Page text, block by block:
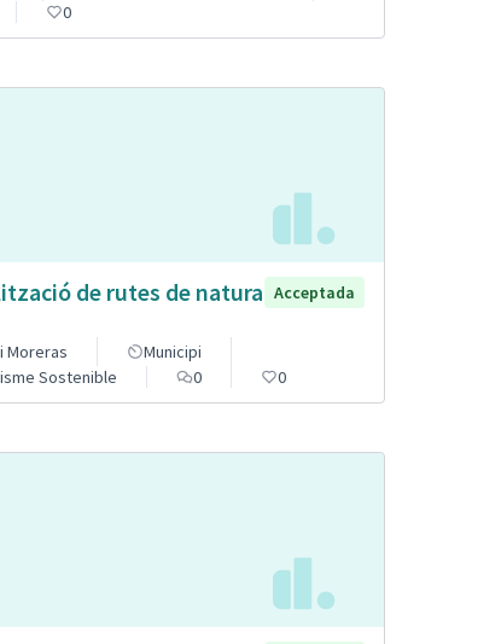
0
de rutes de natura Acceptada
Moreras
Municipi
Sostenible
0 0